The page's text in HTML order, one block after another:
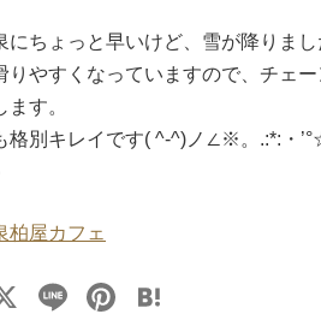
にちょっと早いけど、雪が降りま
りやすくなっていますので、チェ
す。
格別キレイです( ^-^)ノ∠※。.:*:・
柏屋カフェ
X
Li
Pi